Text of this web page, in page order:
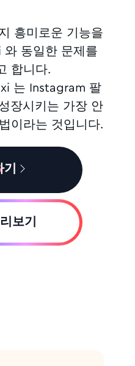
흥미로운 기능을
와 동일한 문제를
합니다.
는 Instagram 팔
장시키는 가장 안
이라는 것입니다.
보기